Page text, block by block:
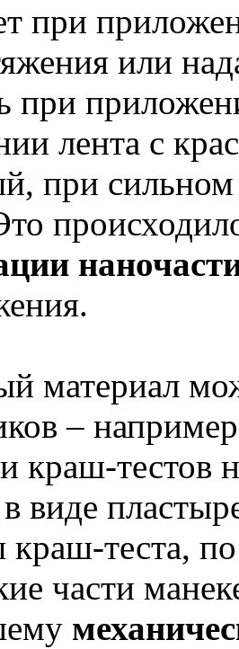
при
или
при
лента с
при
материал
–
краш-тестов
виде
краш-теста,
части